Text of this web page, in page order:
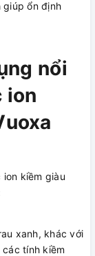
giúp ổn định
nổi
ion
kiềm giàu
xanh, khác với
tính kiềm